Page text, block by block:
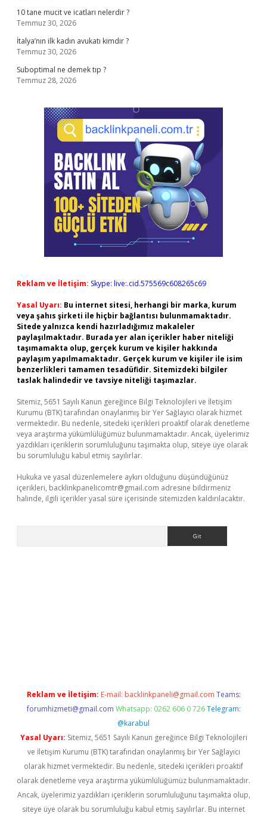
10 tane mucit ve icatları nelerdir ?
Temmuz 30, 2026
İtalya’nın ilk kadın avukatı kimdir ?
Temmuz 30, 2026
Suboptimal ne demek tıp ?
Temmuz 28, 2026
Reklam ve İletişim: Skype: live:.cid.575569c608265c69
Yasal Uyarı: Bu internet sitesi, herhangi bir marka, kurum
veya şahıs şirketi ile hiçbir bağlantısı bulunmamaktadır.
Sitede yalnızca kendi hazırladığımız makaleler
paylaşılmaktadır. Burada yer alan içerikler haber niteliği
taşımamakta olup, gerçek kurum ve kişiler hakkında
paylaşım yapılmamaktadır. Gerçek kurum ve kişiler ile isim
benzerlikleri tamamen tesadüfidir. Sitemizdeki bilgiler
taslak halindedir ve tavsiye niteliği taşımazlar.
Sitemiz, 5651 Sayılı Kanun gereğince Bilgi Teknolojileri ve İletişim
Kurumu (BTK) tarafından onaylanmış bir Yer Sağlayıcı olarak hizmet
vermektedir. Bu nedenle, sitedeki içerikleri proaktif olarak denetleme
veya araştırma yükümlülüğümüz bulunmamaktadır. Ancak, üyelerimiz
yazdıkları içeriklerin sorumluluğunu taşımakta olup, siteye üye olarak
bu sorumluluğu kabul etmiş sayılırlar.
Hukuka ve yasal düzenlemelere aykırı olduğunu düşündüğünüz
içerikleri, backlinkpanelicomtr@gmail.com adresine bildirmeniz
halinde, ilgili içerikler yasal süre içerisinde sitemizden kaldırılacaktır.
Reklam ve İletişim: E-mail: backlinkpaneli@gmail.com Teams:
forumhizmeti@gmail.com Whatsapp: 0262 606 0 726 Telegram:
@karabul
Yasal Uyarı: Sitemiz, 5651 Sayılı Kanun gereğince Bilgi Teknolojileri
ve İletişim Kurumu (BTK) tarafından onaylanmış bir Yer Sağlayıcı
olarak hizmet vermektedir. Bu nedenle, sitedeki içerikleri proaktif
olarak denetleme veya araştırma yükümlülüğümüz bulunmamaktadır.
Ancak, üyelerimiz yazdıkları içeriklerin sorumluluğunu taşımakta olup,
siteye üye olarak bu sorumluluğu kabul etmiş sayılırlar. Bu internet